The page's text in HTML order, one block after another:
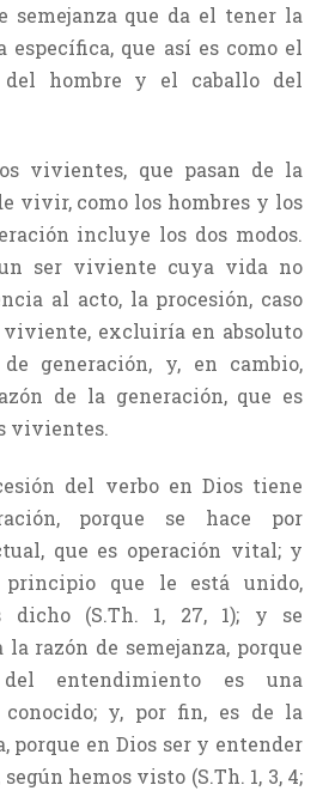
semejanza que da el tener la
específica, que así es como el
del hombre y el caballo del
vivientes, que pasan de la
vivir, como los hombres y los
incluye los dos modos.
ser viviente cuya vida no
al acto, la procesión, caso
excluiría en absoluto
generación, y, en cambio,
de la generación, que es
vivientes.
del verbo en Dios tiene
porque se hace por
que es operación vital; y
que le está unido,
dicho (S.Th. 1, 27, 1); y se
razón de semejanza, porque
entendimiento es una
conocido; y, por fin, es de la
porque en Dios ser y entender
hemos visto (S.Th. 1, 3, 4;